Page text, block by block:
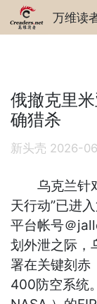
万维读
俄撤克里
确猎杀
新头壳 2026-
乌克兰针对
天行动”已进
平台帐号＠
划外泄之际，
署在关键刻赤
400防空系统